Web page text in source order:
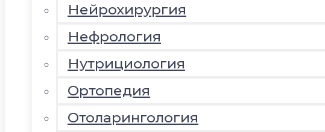
Нейрохирургия
Нефрология
Нутрициология
Ортопедия
Отоларингология